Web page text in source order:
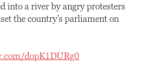
into a river by angry protesters
the country’s parliament on
dopK1DURg0